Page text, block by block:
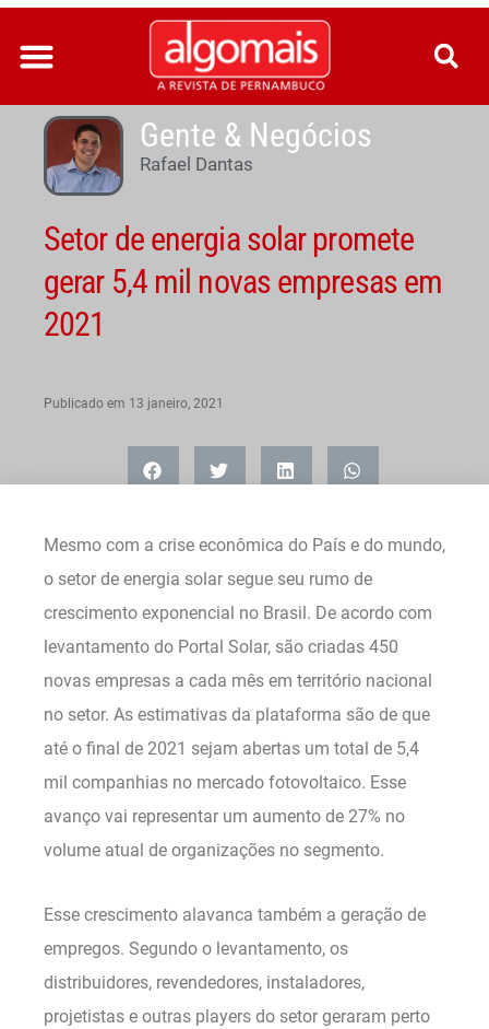
Ir
para
conteúdo
Gente & Negócios
Rafael Dantas
Setor de energia solar promete
gerar 5,4 mil novas empresas em
2021
Publicado em 13 janeiro, 2021
Mesmo com a crise econômica do País e do mundo,
o setor de energia solar segue seu rumo de
crescimento exponencial no Brasil. De acordo com
levantamento do Portal Solar, são criadas 450
novas empresas a cada mês em território nacional
no setor. As estimativas da plataforma são de que
até o final de 2021 sejam abertas um total de 5,4
mil companhias no mercado fotovoltaico. Esse
avanço vai representar um aumento de 27% no
volume atual de organizações no segmento.
Esse crescimento alavanca também a geração de
empregos. Segundo o levantamento, os
distribuidores, revendedores, instaladores,
projetistas e outras players do setor geraram perto